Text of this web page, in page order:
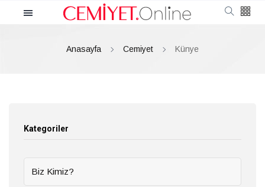
Röportaj
Anasayfa Cemiyet Künye
Kategoriler
Biz Kimiz?